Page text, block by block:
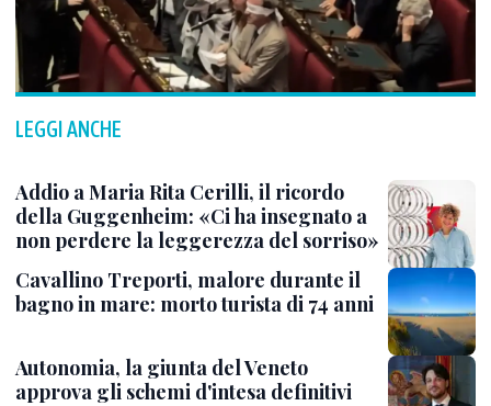
LEGGI ANCHE
Addio a Maria Rita Cerilli, il ricordo
della Guggenheim: «Ci ha insegnato a
non perdere la leggerezza del sorriso»
Cavallino Treporti, malore durante il
bagno in mare: morto turista di 74 anni
Autonomia, la giunta del Veneto
approva gli schemi d'intesa definitivi